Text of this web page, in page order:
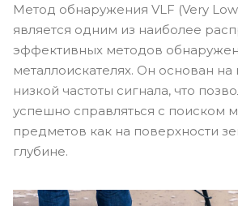
Метод обнаружения VLF (Very
является одним из наиболее
эффективных методов
металлоискателях. Он основан на
низкой частоты сигнала, что
успешно справляться с поиском
предметов как на поверхности
глубине.